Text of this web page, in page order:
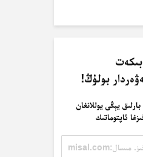
بولۇڭ!
يېڭى يوللانغان
ئاپتوماتىك